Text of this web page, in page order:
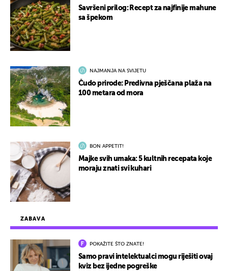
ZABAVA
POKAŽITE ŠTO ZNATE!
Samo pravi intelektualci mogu riješiti ovaj
kviz bez ijedne pogreške
Savršeni prilog: Recept za najfinije mahune
sa špekom
NAJMANJA NA SVIJETU
Čudo prirode: Predivna pješčana plaža na
100 metara od mora
BON APPETIT!
Majke svih umaka: 5 kultnih recepata koje
moraju znati svi kuhari